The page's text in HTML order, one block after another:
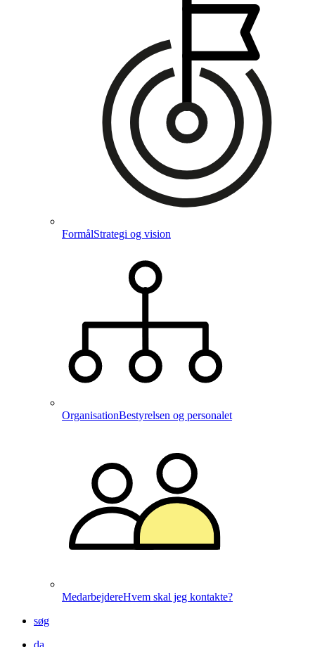
FormålStrategi og vision
OrganisationBestyrelsen og personalet
MedarbejdereHvem skal jeg kontakte?
søg